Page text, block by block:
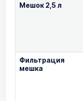
Мешок 2,5 л
Фильтрация
мешка